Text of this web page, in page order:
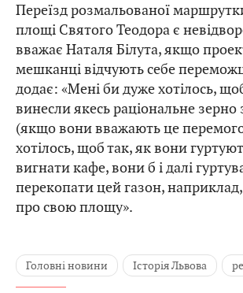
Переїзд розмальованої маршрутки
площі Святого Теодора є
вважає Наталя Білута, якщо
мешканці відчують себе
додає: «Мені би дуже хотілось,
винесли якесь раціональне зерно
(якщо вони вважають це
хотілось, щоб так, як вони
вигнати кафе, вони б і далі
перекопати цей газон,
про свою площу».
Головні новини Історія Львова